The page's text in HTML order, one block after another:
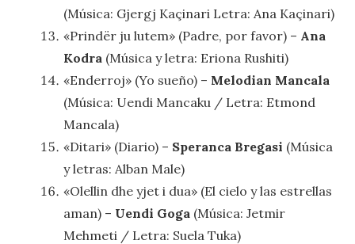
(Música: Gjergj Kaçinari Letra: Ana Kaçinari)
«Prindër ju lutem» (Padre, por favor) – Ana
Kodra (Música y letra: Eriona Rushiti)
«Enderroj» (Yo sueño) – Melodian Mancala
(Música: Uendi Mancaku / Letra: Etmond
Mancala)
«Ditari» (Diario) – Speranca Bregasi (Música
y letras: Alban Male)
«Olellin dhe yjet i dua» (El cielo y las estrellas
aman) – Uendi Goga (Música: Jetmir
Mehmeti / Letra: Suela Tuka)